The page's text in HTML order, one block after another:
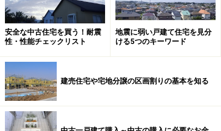
〔2区画に分割する例－2〕
もともとの敷地の奥行が長い場合などには、路地状の
「敷地延長」部分を設けて分割するケースもあります。
このとき、路地状部分の幅は最低でも2ｍを確保しなけ
ればなりません。
これは建築基準法
安全な中古住宅を買う！耐震
性・性能チェックリスト
地震に弱い戸建て住宅を見分
ける5つのキーワード
建売住宅や宅地分譲の区画割りの基本を知る